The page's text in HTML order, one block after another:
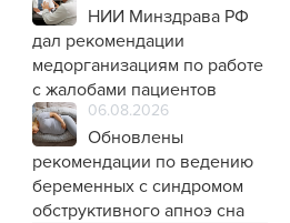
НИИ Минздрава РФ
дал рекомендации
медорганизациям по работе
с жалобами пациентов
06.08.2026
Обновлены
рекомендации по ведению
беременных с синдромом
обструктивного апноэ сна